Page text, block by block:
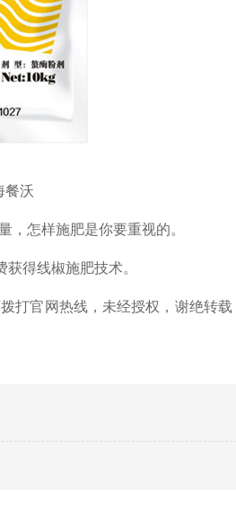
餐沃
怎样施肥是你要重视的。
获得线椒施肥技术。
打官网热线，未经授权，谢绝转